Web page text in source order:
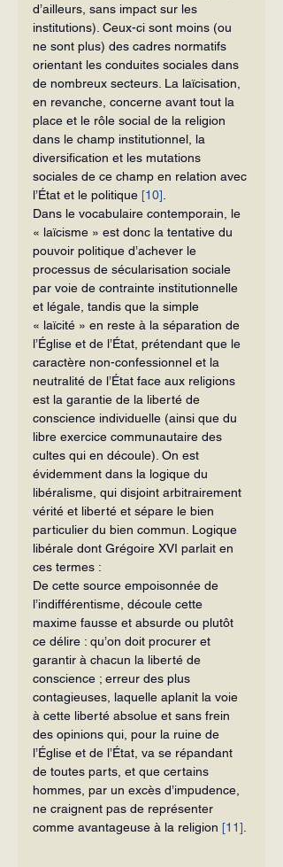
d’ailleurs, sans impact sur les
institutions). Ceux-ci sont moins (ou
ne sont plus) des cadres normatifs
orientant les conduites sociales dans
de nombreux secteurs. La laïcisation,
en revanche, concerne avant tout la
place et le rôle social de la religion
dans le champ institutionnel, la
diversification et les mutations
sociales de ce champ en relation avec
l’État et le politique [10]
Dans le vocabulaire contemporain, le
« laïcisme » est donc la tentative du
pouvoir politique d’achever le
processus de sécularisation sociale
par voie de contrainte institutionnelle
et légale, tandis que la simple
« laïcité » en reste à la séparation de
l’Église et de l’État, prétendant que le
caractère non-confessionnel et la
neutralité de l’État face aux religions
est la garantie de la liberté de
conscience individuelle (ainsi que du
libre exercice communautaire des
cultes qui en découle). On est
évidemment dans la logique du
libéralisme, qui disjoint arbitrairement
vérité et liberté et sépare le bien
particulier du bien commun. Logique
libérale dont Grégoire XVI parlait en
ces termes :
De cette source empoisonnée de
l’indifférentisme, découle cette
maxime fausse et absurde ou plutôt
ce délire : qu’on doit procurer et
garantir à chacun la liberté de
conscience ; erreur des plus
contagieuses, laquelle aplanit la voie
à cette liberté absolue et sans frein
des opinions qui, pour la ruine de
l’Église et de l’État, va se répandant
de toutes parts, et que certains
hommes, par un excès d’impudence,
ne craignent pas de représenter
comme avantageuse à la religion [11]